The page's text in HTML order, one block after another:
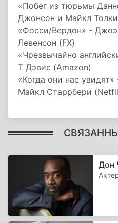
«Побег из тюрьмы
Джонсон и Майкл
«Фосси/Вердон» -
Левенсон (FX)
«Чрезвычайно
Т Дэвис (Amazon)
«Когда они нас
Майкл Старрбери
Дон